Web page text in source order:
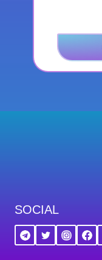
SOCIAL